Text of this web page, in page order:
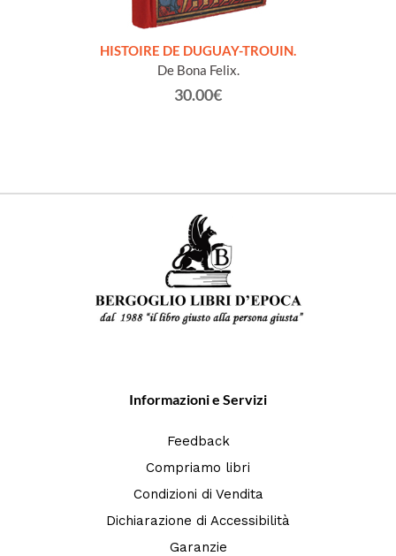
HISTOIRE DE DUGUAY-TROUIN.
De Bona Felix.
30.00€
Informazioni e Servizi
Feedback
Compriamo libri
Condizioni di Vendita
Dichiarazione di Accessibilità
Garanzie